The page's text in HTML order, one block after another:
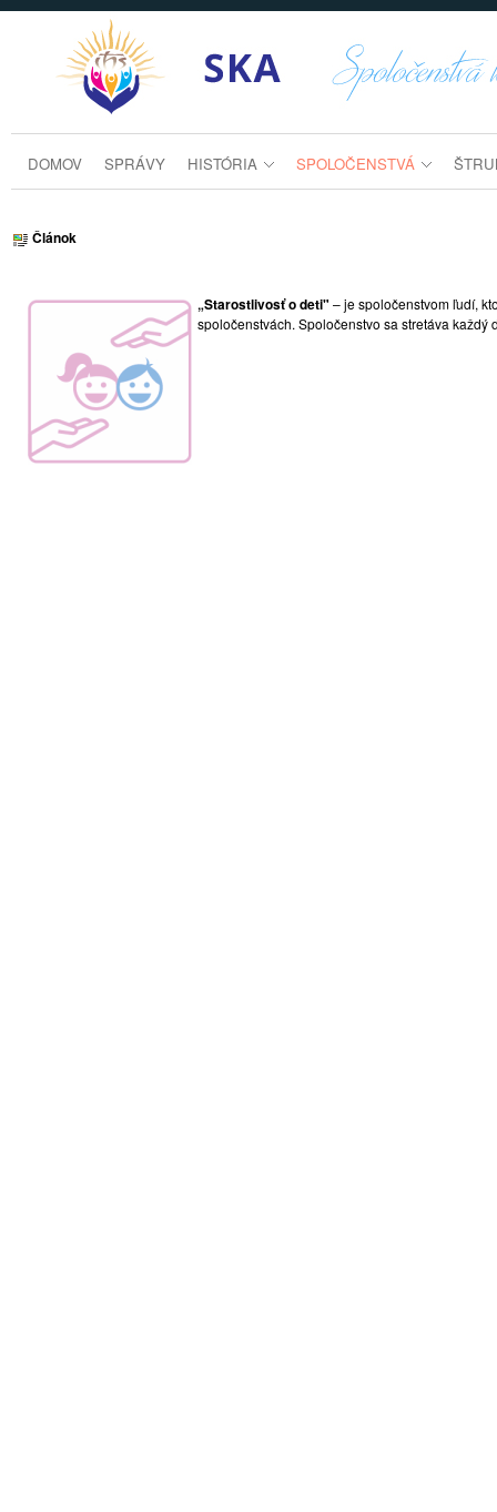
pre_deti
DOMOV SPRÁVY HISTÓRIA SPOLOČENSTVÁ
Článok
„Starostlivosť o deti" – je spoločenstvom ľudí,
spoločenstvách. Spoločenstvo sa stretáva